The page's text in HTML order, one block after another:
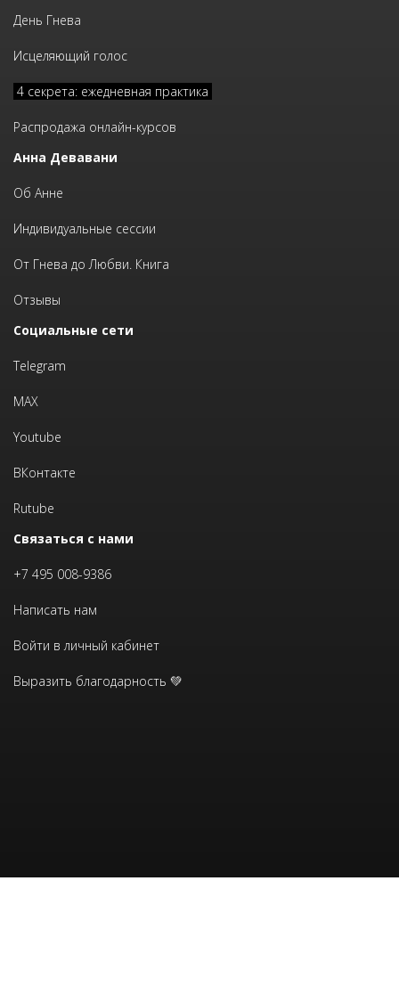
День Гнева
Исцеляющий голос
4 секрета: ежедневная практика
Распродажа онлайн-курсов
Анна Девавани
Об Анне
Индивидуальные сессии
От Гнева до Любви. Книга
Отзывы
Социальные сети
Telegram
MAX
Youtube
ВКонтакте
Rutube
Связаться с нами
+7 495 008-9386
Написать нам
Войти в личный кабинет
Выразить благодарность 💚